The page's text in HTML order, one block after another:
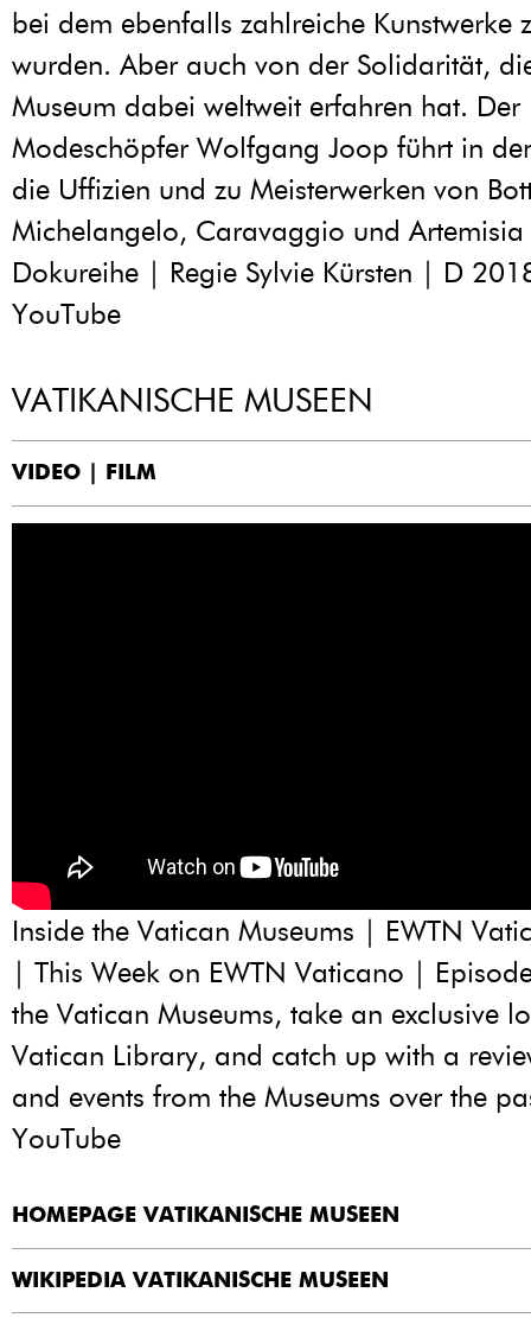
bei dem ebenfalls zahlreiche Kunstwerke
wurden. Aber auch von der Solidarität,
Museum dabei weltweit erfahren hat. Der
Modeschöpfer Wolfgang Joop führt in
die Uffizien und zu Meisterwerken von
Michelangelo, Caravaggio und
Dokureihe | Regie Sylvie Kürsten | D
YouTube
VATIKANISCHE MUSEEN
VIDEO | FILM
Inside theVatican Museums | EWTN
| This Week on EWTN Vaticano |
the Vatican Museums, take an exclusive
Vatican Library, and catch up with a
and events from the Museums over the
YouTube
HOMEPAGE VATIKANISCHE MUSEEN
WIKIPEDIA VATIKANISCHE MUSEEN